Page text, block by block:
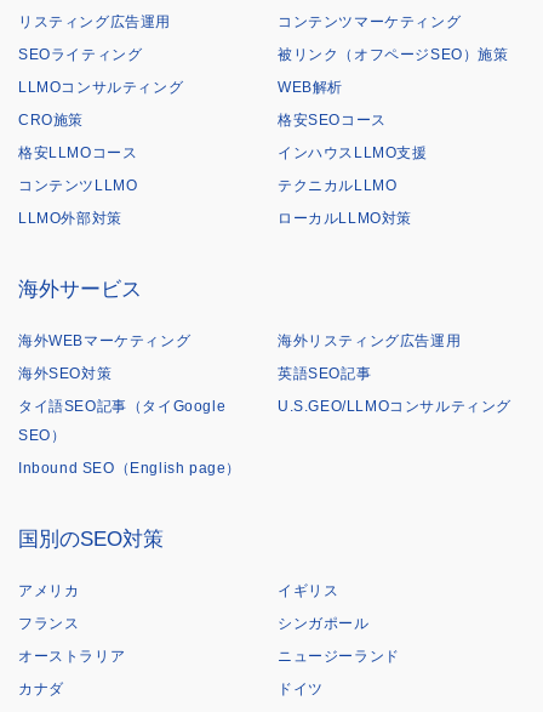
リスティング広告運用
コンテンツマーケティング
SEOライティング
被リンク（オフページSEO）施策
LLMOコンサルティング
WEB解析
CRO施策
格安SEOコース
格安LLMOコース
インハウスLLMO支援
コンテンツLLMO
テクニカルLLMO
LLMO外部対策
ローカルLLMO対策
海外サービス
海外WEBマーケティング
海外リスティング広告運用
海外SEO対策
英語SEO記事
タイ語SEO記事（タイGoogle
SEO）
U.S.GEO/LLMOコンサルティング
Inbound SEO（English page）
国別のSEO対策
アメリカ
イギリス
フランス
シンガポール
オーストラリア
ニュージーランド
カナダ
ドイツ